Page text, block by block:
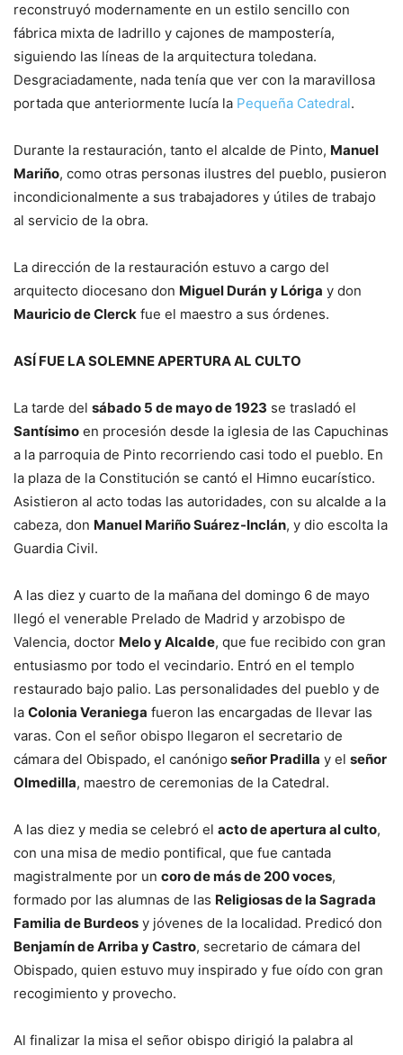
reconstruyó modernamente en un estilo sencillo con
fábrica mixta de ladrillo y cajones de mampostería,
siguiendo las líneas de la arquitectura toledana.
Desgraciadamente, nada tenía que ver con la maravillosa
portada que anteriormente lucía la Pequeña Catedral.
Durante la restauración, tanto el alcalde de Pinto, Manuel
Mariño, como otras personas ilustres del pueblo, pusieron
incondicionalmente a sus trabajadores y útiles de trabajo
al servicio de la obra.
La dirección de la restauración estuvo a cargo del
arquitecto diocesano don Miguel Durán y Lóriga y don
Mauricio de Clerck fue el maestro a sus órdenes.
ASÍ FUE LA SOLEMNE APERTURA AL CULTO
La tarde del sábado 5 de mayo de 1923 se trasladó el
Santísimo en procesión desde la iglesia de las Capuchinas
a la parroquia de Pinto recorriendo casi todo el pueblo. En
la plaza de la Constitución se cantó el Himno eucarístico.
Asistieron al acto todas las autoridades, con su alcalde a la
cabeza, don Manuel Mariño Suárez-Inclán, y dio escolta la
Guardia Civil.
A las diez y cuarto de la mañana del domingo 6 de mayo
llegó el venerable Prelado de Madrid y arzobispo de
Valencia, doctor Melo y Alcalde, que fue recibido con gran
entusiasmo por todo el vecindario. Entró en el templo
restaurado bajo palio. Las personalidades del pueblo y de
la Colonia Veraniega fueron las encargadas de llevar las
varas. Con el señor obispo llegaron el secretario de
cámara del Obispado, el canónigo señor Pradilla y el señor
Olmedilla, maestro de ceremonias de la Catedral.
A las diez y media se celebró el acto de apertura al culto,
con una misa de medio pontifical, que fue cantada
magistralmente por un coro de más de 200 voces,
formado por las alumnas de las Religiosas de la Sagrada
Familia de Burdeos y jóvenes de la localidad. Predicó don
Benjamín de Arriba y Castro, secretario de cámara del
Obispado, quien estuvo muy inspirado y fue oído con gran
recogimiento y provecho.
Al finalizar la misa el señor obispo dirigió la palabra al